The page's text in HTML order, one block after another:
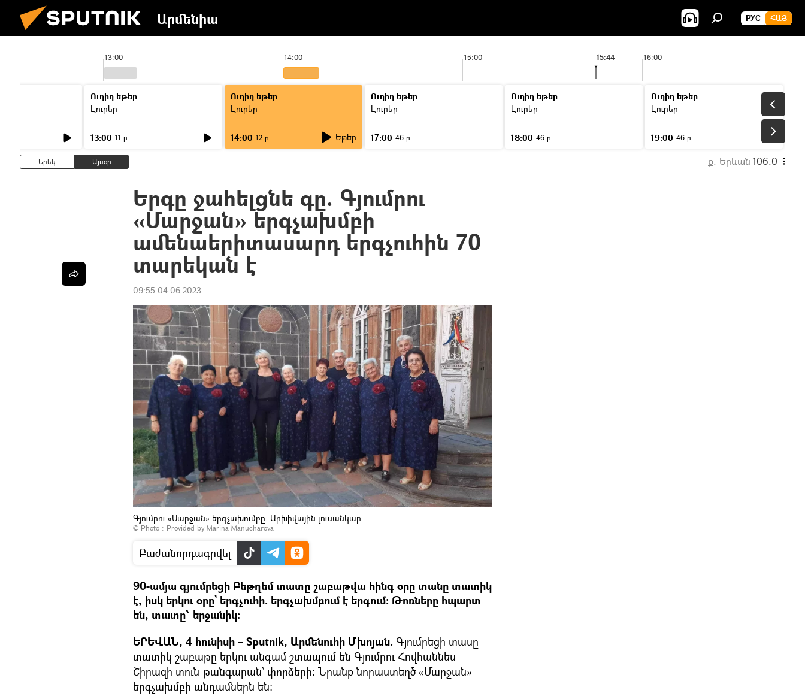
Արմենիա РУС ՀԱՅ
13:00 14:00 15:00 16:00
15:44
Ուղիղ եթեր
Լուրեր
13:00 11 ր
Ուղիղ եթեր
Լուրեր
14:00 12 ր Եթեր
Ուղիղ եթեր
Լուրեր
17:00 46 ր
Ուղիղ եթեր
Լուրեր
18:00 46 ր
Ուղիղ եթեր
Լուրեր
19:00 46 ր
Երեկ Այսօր ք. Երևան 106.0
Երգը ջահելցնե գը. Գյումրու
«Մարջան» երգչախմբի
ամենաերիտասարդ երգչուհին 70
տարեկան է
09:55 04.06.2023
Գյումրու «Մարջան» երգչախումբը. Արխիվային լուսանկար
© Photo : Provided by Marina Manucharova
Բաժանորդագրվել
90-ամյա գյումրեցի Բեթղեմ տատը շաբաթվա հինգ օրը տանը տատիկ
է, իսկ երկու օրը` երգչուհի. երգչախմբում է երգում։ Թոռները հպարտ
են, տատը՝ երջանիկ:
ԵՐԵՎԱՆ, 4 հունիսի – Sputnik, Արմենուհի Մխոյան. Գյումրեցի տասը
տատիկ շաբաթը երկու անգամ շտապում են Գյումրու Հովհաննես
Շիրազի տուն-թանգարան՝ փորձերի: Նրանք նորաստեղծ «Մարջան»
երգչախմբի անդամներն են: